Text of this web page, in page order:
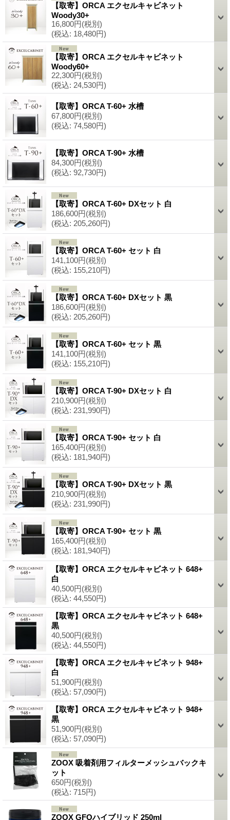
【取寄】ORCA エクセルキャビネット
Woody30+
16,800円(税別)
(税込: 18,480円)
【取寄】ORCA エクセルキャビネット
Woody60+
22,300円(税別)
(税込: 24,530円)
【取寄】ORCA T-60+ 水槽
67,800円(税別)
(税込: 74,580円)
【取寄】ORCA T-90+ 水槽
84,300円(税別)
(税込: 92,730円)
【取寄】ORCA T-60+ DXセット 白
186,600円(税別)
(税込: 205,260円)
【取寄】ORCA T-60+ セット 白
141,100円(税別)
(税込: 155,210円)
【取寄】ORCA T-60+ DXセット 黒
186,600円(税別)
(税込: 205,260円)
【取寄】ORCA T-60+ セット 黒
141,100円(税別)
(税込: 155,210円)
【取寄】ORCA T-90+ DXセット 白
210,900円(税別)
(税込: 231,990円)
【取寄】ORCA T-90+ セット 白
165,400円(税別)
(税込: 181,940円)
【取寄】ORCA T-90+ DXセット 黒
210,900円(税別)
(税込: 231,990円)
【取寄】ORCA T-90+ セット 黒
165,400円(税別)
(税込: 181,940円)
【取寄】ORCA エクセルキャビネット 648+
白
40,500円(税別)
(税込: 44,550円)
【取寄】ORCA エクセルキャビネット 648+
黒
40,500円(税別)
(税込: 44,550円)
【取寄】ORCA エクセルキャビネット 948+
白
51,900円(税別)
(税込: 57,090円)
【取寄】ORCA エクセルキャビネット 948+
黒
51,900円(税別)
(税込: 57,090円)
ZOOX 吸着剤用フィルターメッシュバックキ
ット
650円(税別)
(税込: 715円)
ZOOX GFOハイブリッド 250ml